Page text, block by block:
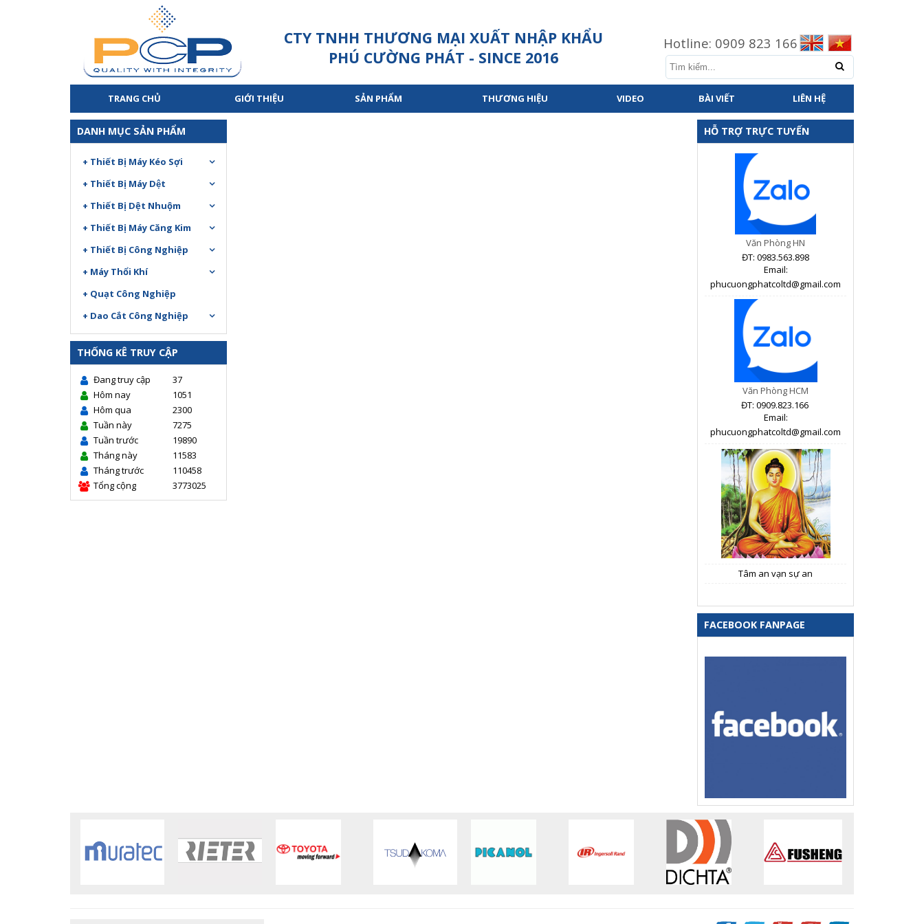
CTY TNHH THƯƠNG MẠI XUẤT NHẬP KHẨU
PHÚ CƯỜNG PHÁT - SINCE 2016
Hotline: 0909 823 166
TRANG CHỦ GIỚI THIỆU SẢN PHẨM THƯƠNG HIỆU VIDEO BÀI VIẾT LIÊN HỆ
DANH MỤC SẢN PHẨM
+ Thiết Bị Máy Kéo Sợi
+ Thiết Bị Máy Dệt
+ Thiết Bị Dệt Nhuộm
+ Thiết Bị Máy Căng Kim
+ Thiết Bị Công Nghiệp
+ Máy Thổi Khí
+ Quạt Công Nghiệp
+ Dao Cắt Công Nghiệp
THỐNG KÊ TRUY CẬP
Đang truy cập
37
Hôm nay
1051
Hôm qua
2300
Tuần này
7275
Tuần trước
19890
Tháng này
11583
Tháng trước
110458
Tổng cộng
3773025
HỖ TRỢ TRỰC TUYẾN
Văn Phòng HN
ĐT: 0983.563.898
Email:
phucuongphatcoltd@gmail.com
Văn Phòng HCM
ĐT: 0909.823.166
Email:
phucuongphatcoltd@gmail.com
Tâm an vạn sự an
FACEBOOK FANPAGE